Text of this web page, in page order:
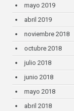
mayo 2019
abril 2019
noviembre 2018
octubre 2018
julio 2018
junio 2018
mayo 2018
abril 2018